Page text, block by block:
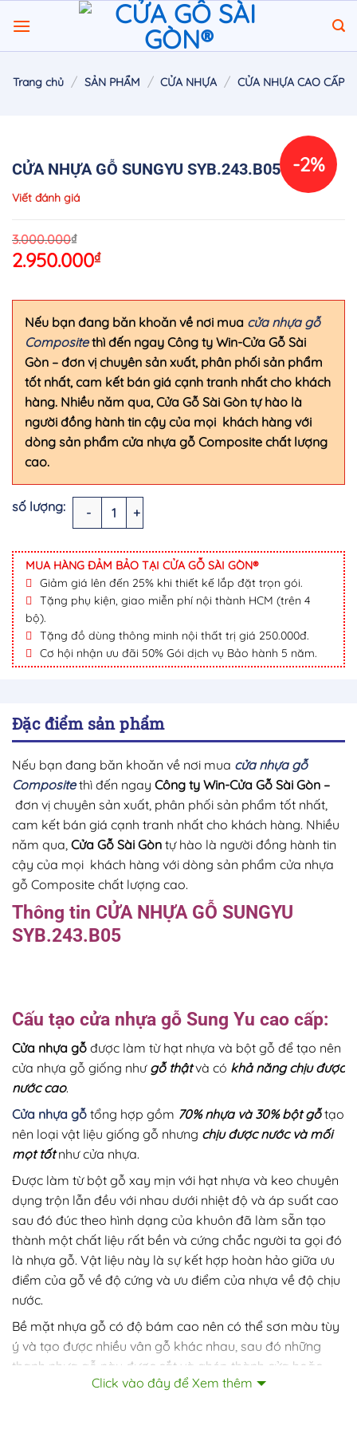
đến
nội
Trang chủ / SẢN PHẨM / CỬA NHỰA / CỬA NHỰA CAO CẤP
-2%
CỬA NHỰA GỖ SUNGYU SYB.243.B05
Viết đánh giá
3.000.000₫
2.950.000₫
Nếu bạn đang băn khoăn về nơi mua cửa nhựa gỗ
Compositethì đến ngay Công ty Win-Cửa Gỗ Sài
Gòn – đơn vị chuyên sản xuất, phân phối sản phẩm
tốt nhất, cam kết bán giá cạnh tranh nhất cho khách
hàng. Nhiều năm qua, Cửa Gỗ Sài Gòn tự hào là
người đồng hành tin cậy của mọi khách hàng với
dòng sản phẩm cửa nhựa gỗ Composite chất lượng
cao.
CỬA NHỰA GỖ SUNGYU SYB.243.B05 số lượng
MUA HÀNG ĐẢM BẢO TẠI CỬA GỖ SÀI GÒN®
Giảm giá lên đến 25% khi thiết kế lắp đặt trọn gói.
Tặng phụ kiện, giao miễn phí nội thành HCM (trên 4
bộ).
Tặng đồ dùng thông minh nội thất trị giá 250.000đ.
Cơ hội nhận ưu đãi 50% Gói dịch vụ Bảo hành 5 năm.
Đặc điểm sản phẩm
Nếu bạn đang băn khoăn về nơi mua cửa nhựa gỗ
Compositethì đến ngay Công ty Win-Cửa Gỗ Sài Gòn –
đơn vị chuyên sản xuất, phân phối sản phẩm tốt nhất,
cam kết bán giá cạnh tranh nhất cho khách hàng. Nhiều
năm qua, Cửa Gỗ Sài Gòn tự hào là người đồng hành tin
cậy của mọi khách hàng với dòng sản phẩm cửa nhựa
gỗ Composite chất lượng cao.
Thông tin CỬA NHỰA GỖ SUNGYU
SYB.243.B05
Cấu tạo cửa nhựa gỗ Sung Yu cao cấp:
Cửa nhựa gỗ được làm từ hạt nhựa và bột gỗ để tạo nên
cửa nhựa gỗ giống như gỗ thậtvà có khả năng chịu được
nước cao.
Cửa nhựa gỗ tổng hợp gồm 70% nhựa và 30% bột gỗtạo
nên loại vật liệu giống gỗ nhưng chịu được nước và mối
mọt tốtnhư cửa nhựa.
Được làm từ bột gỗ xay mịn với hạt nhựa và keo chuyên
dụng trộn lẫn đều với nhau dưới nhiệt độ và áp suất cao
sau đó đúc theo hình dạng của khuôn đã làm sẵn tạo
thành một chất liệu rất bền và cứng chắc người ta gọi đó
là nhựa gỗ. Vật liệu này là sự kết hợp hoàn hảo giữa ưu
điểm của gỗ về độ cứng và ưu điểm của nhựa về độ chịu
nước.
Bề mặt nhựa gỗ có độ bám cao nên có thể sơn màu tùy
ý và tạo được nhiều vân gỗ khác nhau, sau đó những
thanh nhựa gỗ này được cắt và ghép thành cửa hoặc
đúc theo khuôn có sẵn tạo nhiều mẫu mã và kiểu dáng
Click vào đây để Xem thêm